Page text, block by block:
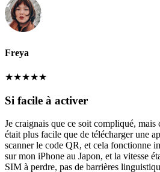
Freya
★★★★★
Si facile à activer
Je craignais que ce soit compliqué,
était plus facile que de télécharger une
scanner le code QR, et cela fonctionne
sur mon iPhone au Japon, et la vitesse
SIM à perdre, pas de barrières